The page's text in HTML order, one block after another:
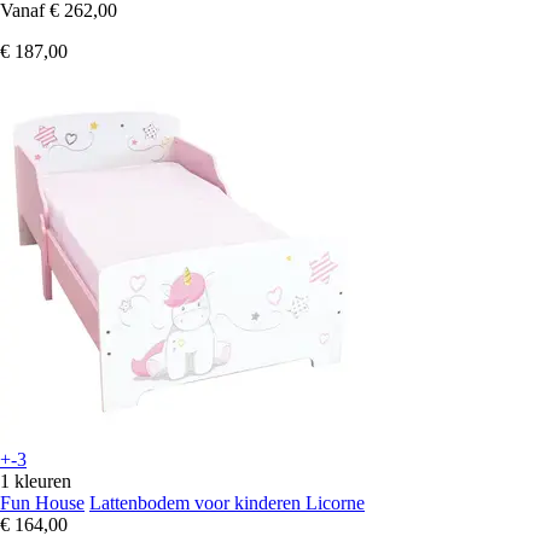
Vanaf € 262,00
€ 187,00
+-3
1 kleuren
Fun House Lattenbodem voor kinderen Licorne
€ 164,00